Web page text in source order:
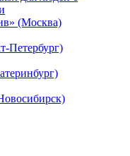
(Москва)
Петербург)